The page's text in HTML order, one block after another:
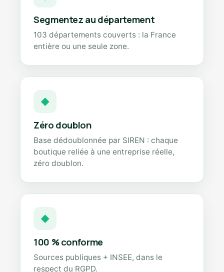
Segmentez au département
103 départements couverts : la France
entière ou une seule zone.
◆
Zéro doublon
Base dédoublonnée par SIREN : chaque
boutique reliée à une entreprise réelle,
zéro doublon.
◆
100 % conforme
Sources publiques + INSEE, dans le
respect du RGPD.